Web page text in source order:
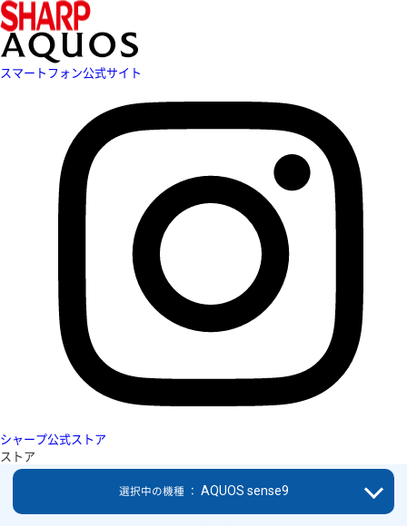
スマートフォン公式サイト
シャープ公式ストア
ストア
選択中の機種 ： AQUOS sense9